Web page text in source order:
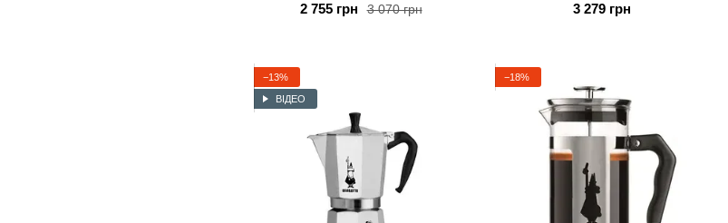
3 070 грн
2 755 грн 3 279 грн
−13%
ВІДЕО
−18%